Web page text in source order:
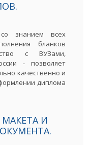
знанием всех
бланков
с ВУЗами,
- позволяет
качественно и
диплома
И